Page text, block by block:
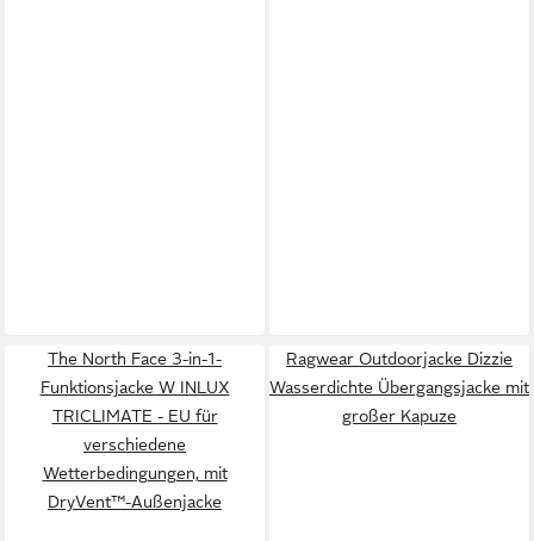
The North Face 3-in-1-
Funktionsjacke W INLUX
TRICLIMATE - EU für
verschiedene
Wetterbedingungen, mit
DryVent™-Außenjacke
Ragwear Outdoorjacke Dizzie
Wasserdichte Übergangsjacke mit
großer Kapuze